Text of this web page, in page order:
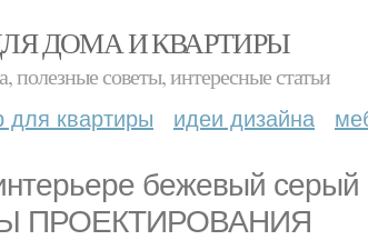
ДОМА И КВАРТИРЫ
полезные советы, интересные статьи
для квартиры идеи дизайна
интерьере бежевый
ПРОЕКТИРОВАНИЯ